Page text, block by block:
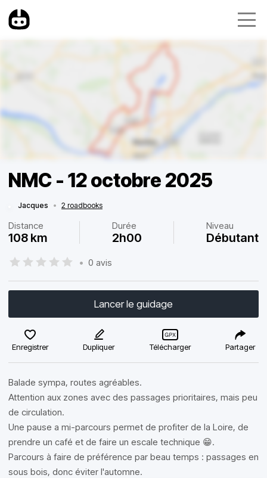
NMC - 12 octobre 2025
Jacques • 2 roadbooks
Distance
108 km
Durée
2h00
Niveau
Débutant
• 0 avis
Lancer le guidage
Enregistrer Dupliquer Télécharger Partager
Balade sympa, routes agréables.
Attention aux zones avec des passages prioritaires, mais peu
de circulation.
Une pause a mi-parcours permet de profiter de la Loire, de
prendre un café et de faire un escale technique 😁.
Parcours à faire de préférence par beau temps : passages en
sous bois, donc éviter l'automne.